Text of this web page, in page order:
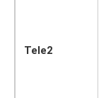
Tele2